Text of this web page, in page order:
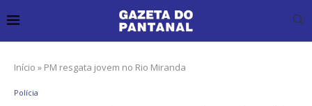
Início » PM resgata jovem no Rio Miranda
Polícia